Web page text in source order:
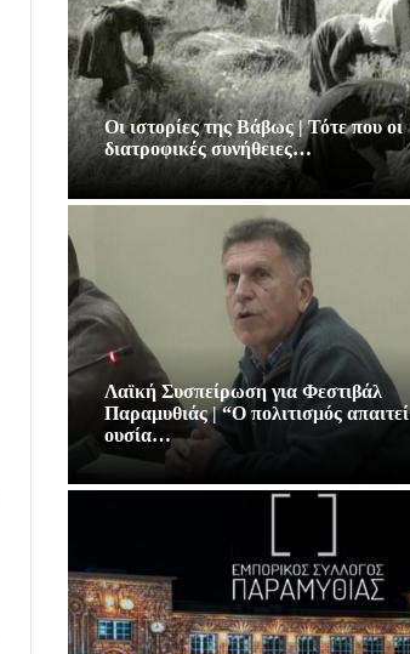
Οι ιστορίες της Βάβως | Τότε που οι
διατροφικές συνήθειες…
Λαϊκή Συσπείρωση για Φεστιβάλ
Παραμυθιάς | “Ο πολιτισμός απαιτεί
ουσία…